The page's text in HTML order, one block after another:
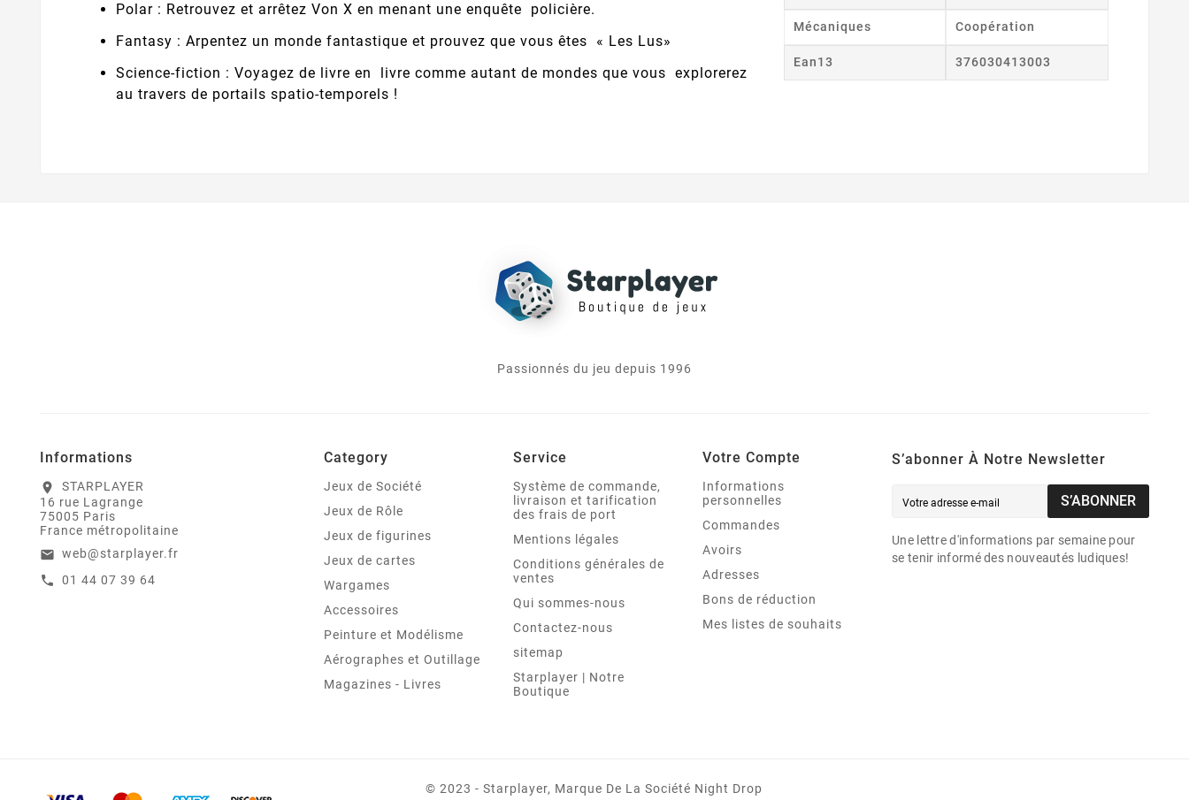
Polar : Retrouvez et arrêtez Von X en menant une enquête policière.
Fantasy : Arpentez un monde fantastique et prouvez que vous êtes « Les Lus»
Science-fiction : Voyagez de livre en livre comme autant de mondes que vous explorerez
au travers de portails spatio-temporels !
Mécaniques Coopération
Ean13 376030413003
Passionnés du jeu depuis 1996
Informations
location_on
STARPLAYER
16 rue Lagrange
75005 Paris
France métropolitaine
email web@starplayer.fr
call 01 44 07 39 64
Category
Jeux de Société
Jeux de Rôle
Jeux de figurines
Jeux de cartes
Wargames
Accessoires
Peinture et Modélisme
Aérographes et Outillage
Magazines - Livres
Service
Système de commande,
livraison et tarification
des frais de port
Mentions légales
Conditions générales de
ventes
Qui sommes-nous
Contactez-nous
sitemap
Starplayer | Notre
Boutique
Votre Compte
Informations
personnelles
Commandes
Avoirs
Adresses
Bons de réduction
Mes listes de souhaits
S’abonner À Notre Newsletter
S’ABONNER
Une lettre d'informations par semaine pour
se tenir informé des nouveautés ludiques!
© 2023 - Starplayer, Marque De La Société Night Drop